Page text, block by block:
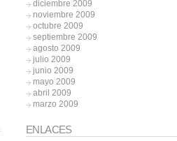
diciembre 2009
noviembre 2009
octubre 2009
septiembre 2009
agosto 2009
julio 2009
junio 2009
mayo 2009
abril 2009
marzo 2009
ENLACES